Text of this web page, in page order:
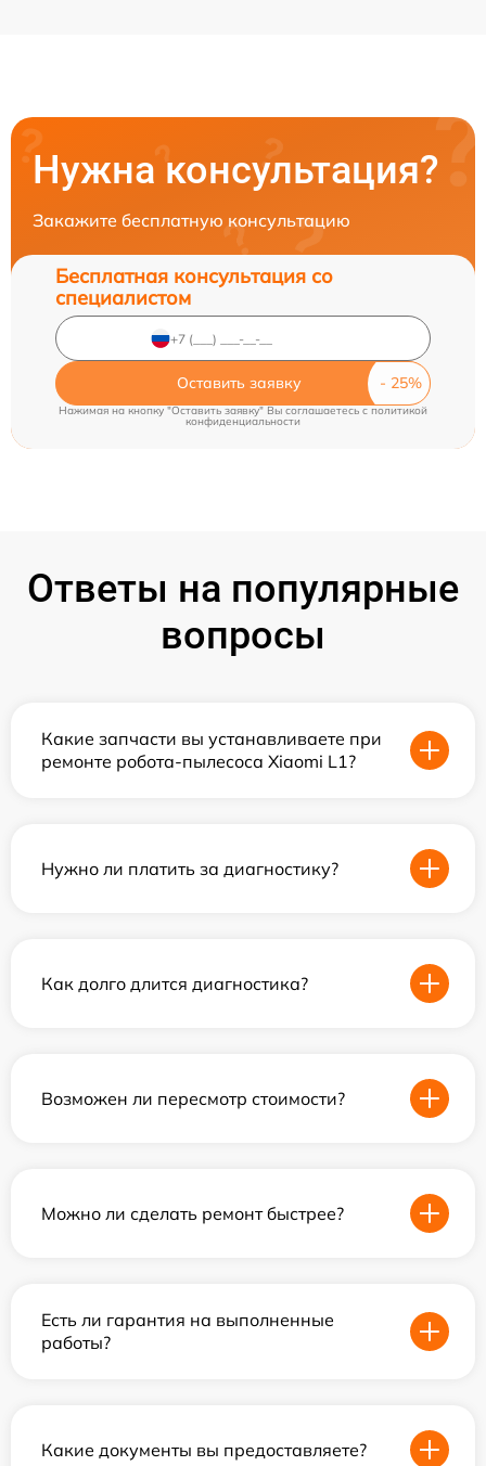
Нужна консультация?
Закажите бесплатную консультацию
Бесплатная консультация со
специалистом
Оставить заявку
Нажимая на кнопку "Оставить заявку" Вы соглашаетесь cполитикой
конфиденциальности
Ответы на популярные
вопросы
Какие запчасти вы устанавливаете при
ремонте робота-пылесоса Xiaomi L1?
Нужно ли платить за диагностику?
Как долго длится диагностика?
Возможен ли пересмотр стоимости?
Можно ли сделать ремонт быстрее?
Есть ли гарантия на выполненные
работы?
Какие документы вы предоставляете?